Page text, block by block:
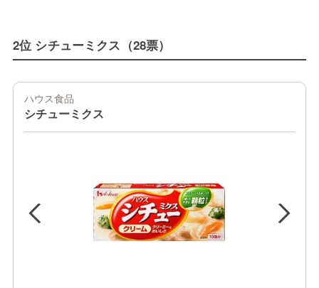
2位 シチューミクス（28票）
ハウス食品
シチューミクス